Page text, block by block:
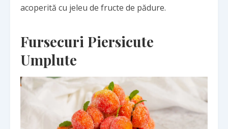
acoperită cu jeleu de fructe de pădure.
Fursecuri Piersicute
Umplute